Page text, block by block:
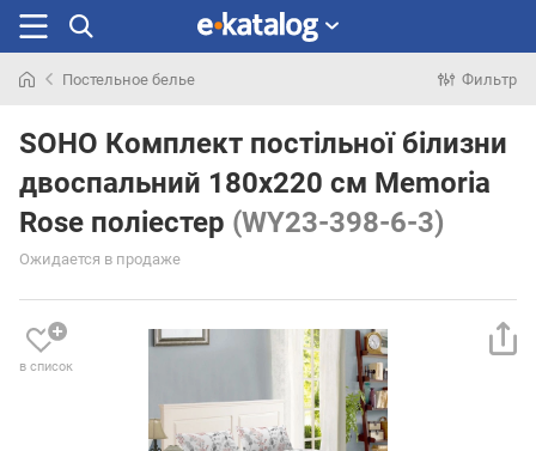
раньше
Постельное белье Фильтр
SOHO Комплект постільної білизни
двоспальний 180x220 см Memoria
Rose поліестер (WY23-398-6-3)
Ожидается в продаже
в список